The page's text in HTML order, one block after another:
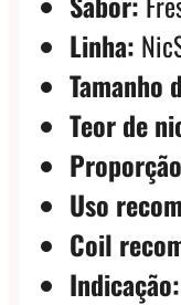
Linha:
Tamanho
Teor de
Uso
Coil
Indicação: